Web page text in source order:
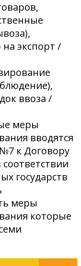
экспорт /
ввоза /
меры
вводятся
к Договору
государств
меры
которые